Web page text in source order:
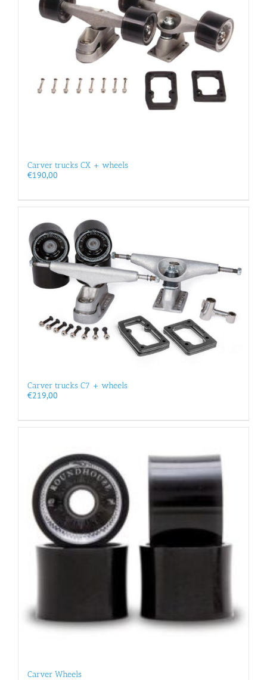
Carver trucks CX + wheels
€190,00
Carver trucks C7 + wheels
€219,00
Carver Wheels